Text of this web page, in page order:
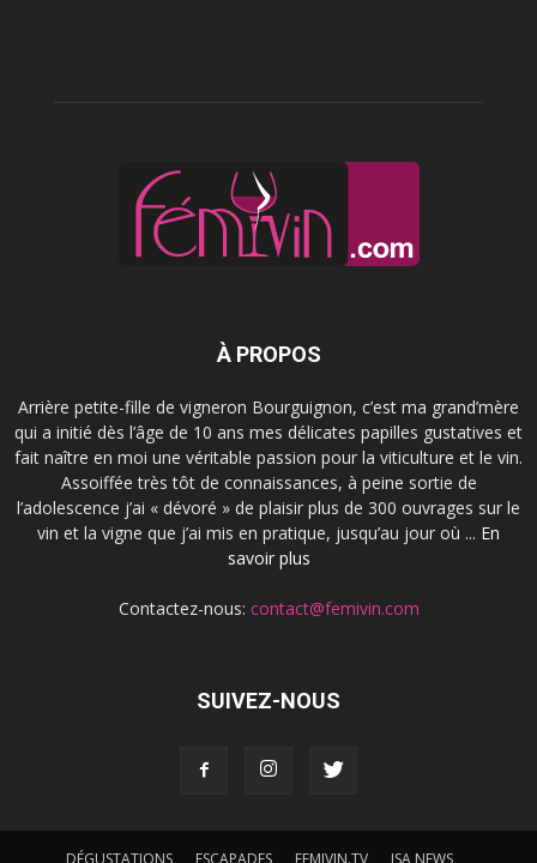
À PROPOS
Arrière petite-fille de vigneron Bourguignon, c’est ma grand’mère
qui a initié dès l’âge de 10 ans mes délicates papilles gustatives et
fait naître en moi une véritable passion pour la viticulture et le vin.
Assoiffée très tôt de connaissances, à peine sortie de
l’adolescence j’ai « dévoré » de plaisir plus de 300 ouvrages sur le
vin et la vigne que j’ai mis en pratique, jusqu’au jour où ... En
savoir plus
Contactez-nous: contact@femivin.com
SUIVEZ-NOUS